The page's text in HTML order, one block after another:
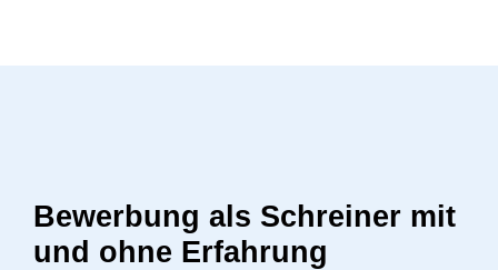
Bewerbung als Schreiner mit
und ohne Erfahrung